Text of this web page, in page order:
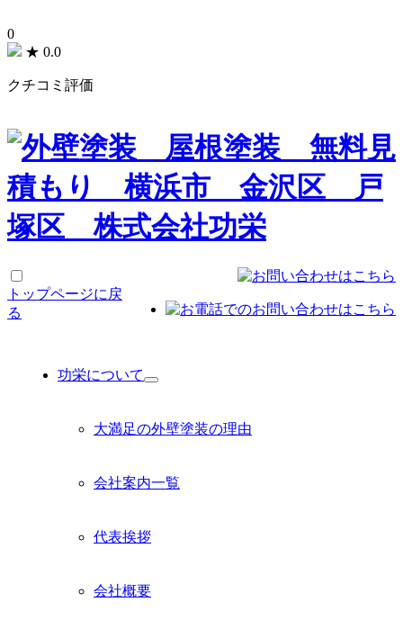
0
★ 0.0
クチコミ評価
功栄について
サ
ニ
を
大満足の外壁塗装の理由
会社案内一覧
代表挨拶
会社概要
トップページに戻
る